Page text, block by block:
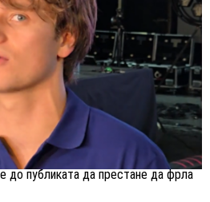
до публиката да престане да фрла